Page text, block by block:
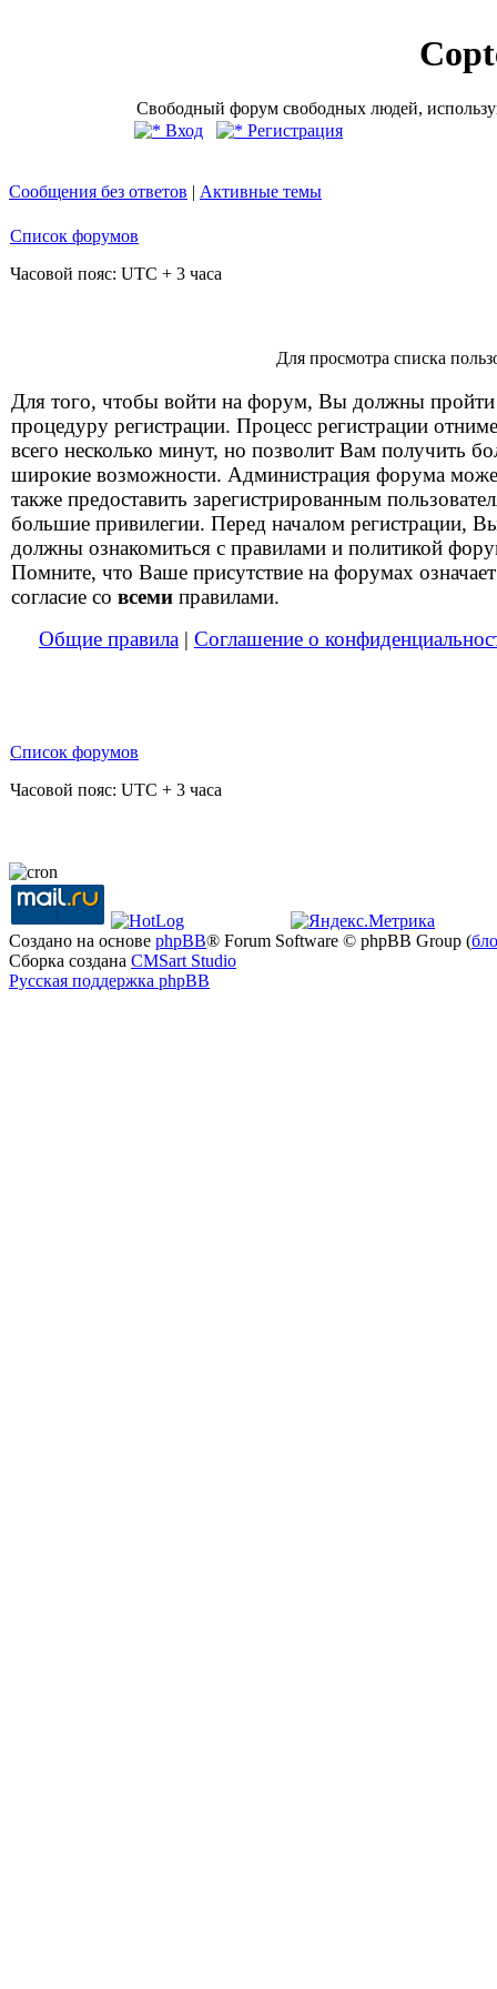
Свободный форум свободных людей,
Вход
Регистрация
Сообщения без ответов | Активные темы
Список форумов
Часовой пояс: UTC + 3 часа
Для просмотра списка
Для того, чтобы войти на форум, Вы должны пройти
процедуру регистрации. Процесс регистрации
всего несколько минут, но позволит Вам получить
широкие возможности. Администрация форума
также предоставить зарегистрированным
большие привилегии. Перед началом регистрации,
должны ознакомиться с правилами и политикой
Помните, что Ваше присутствие на форумах означает
согласие со всеми правилами.
Общие правила | Соглашение о
Список форумов
Часовой пояс: UTC + 3 часа
Создано на основе phpBB® Forum Software © phpBB Group (
Сборка создана CMSart Studio
Русская поддержка phpBB